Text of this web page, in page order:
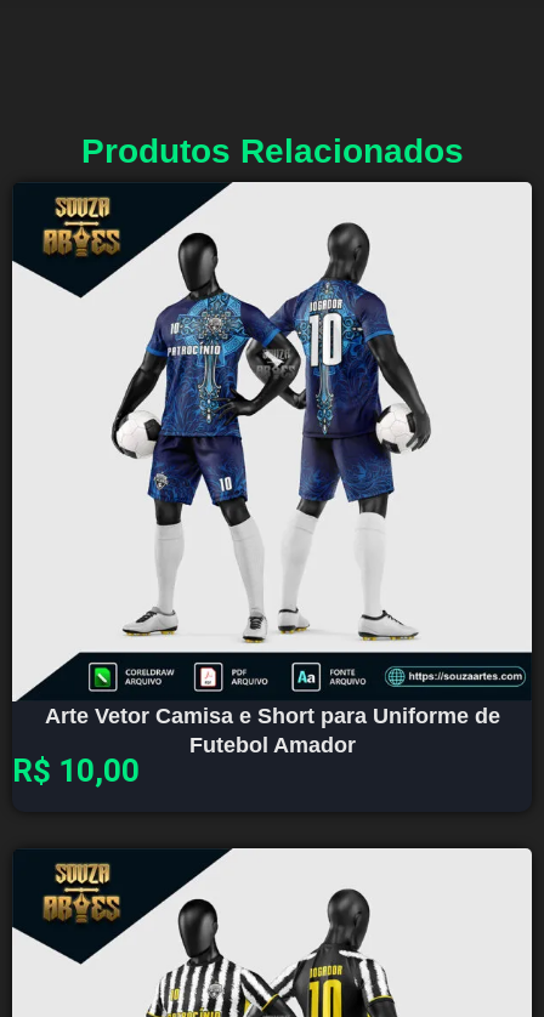
Produtos Relacionados
Arte Vetor Camisa e Short para Uniforme de
Futebol Amador
R$ 10,00